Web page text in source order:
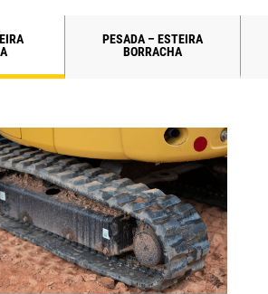
PESADA – ESTEIRA
BORRACHA